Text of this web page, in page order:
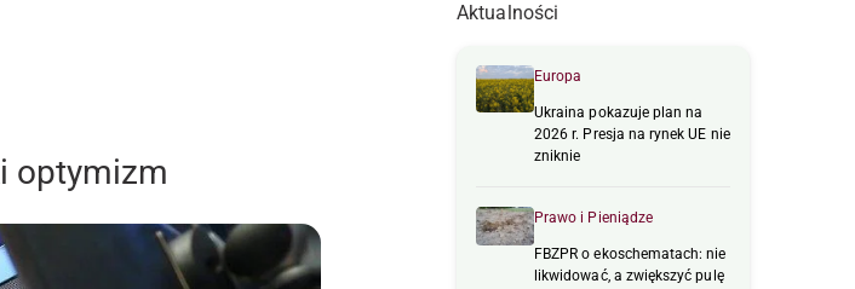
optymizm
Aktualności
Europa
Ukraina pokazuje plan na
2026 r. Presja na rynek UE nie
zniknie
Prawo i Pieniądze
FBZPR o ekoschematach: nie
likwidować, a zwiększyć pulę